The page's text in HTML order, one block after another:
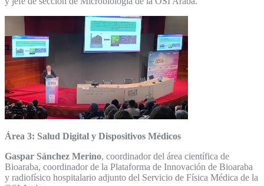
Área 3: Salud Digital y Dispositivos Médicos
Gaspar Sánchez Merino, coordinador del área científica de
Bioaraba, coordinador de la Plataforma de Innovación de Bioaraba
y radiofísico hospitalario adjunto del Servicio de Física Médica de la